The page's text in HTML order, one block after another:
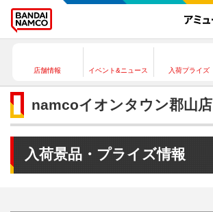
店舗情報 イベント&ニュース 入荷プライズ
namcoイオンタウン郡山店
入荷景品・プライズ情報